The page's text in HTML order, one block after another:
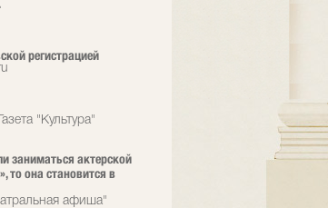
регистрацией
"Культура"
заниматься актерской
то она становится в
афиша"